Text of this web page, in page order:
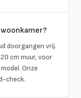
doorgangen vrij.
cm muur, voor
Onze
check.